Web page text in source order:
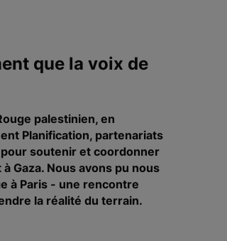
que la voix de
palestinien, en
Planification, partenariats
soutenir et coordonner
Gaza. Nous avons pu nous
à Paris - une rencontre
la réalité du terrain.